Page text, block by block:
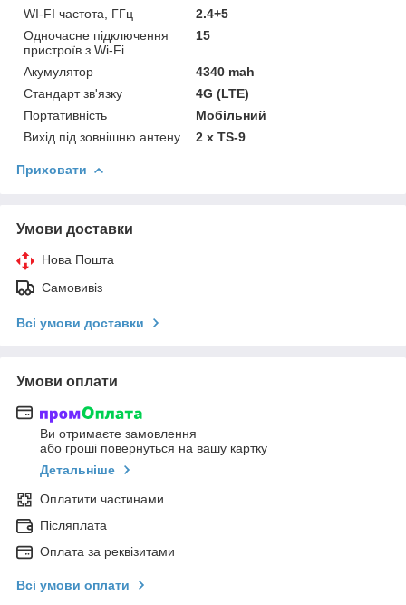
WI-FI частота, ГГц
2.4+5
Одночасне підключення
пристроїв з Wi-Fi
15
Акумулятор
4340 mah
Стандарт зв'язку
4G (LTE)
Портативність
Мобільний
Вихід під зовнішню антену
2 х TS-9
Приховати
Умови доставки
Нова Пошта
Самовивіз
Всі умови доставки
Умови оплати
Ви отримаєте замовлення
або гроші повернуться на вашу картку
Детальніше
Оплатити частинами
Післяплата
Оплата за реквізитами
Всі умови оплати